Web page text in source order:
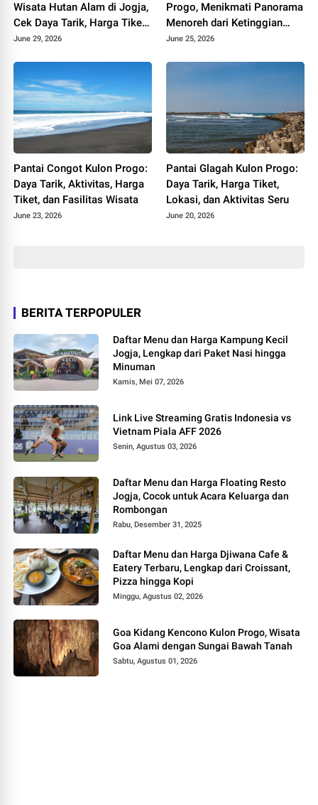
Wisata Hutan Alam di Jogja,
Cek Daya Tarik, Harga Tiket,
dan Jam Buka
June 29, 2026
Progo, Menikmati Panorama
Menoreh dari Ketinggian
900 Mdpl
June 25, 2026
Pantai Congot Kulon Progo:
Daya Tarik, Aktivitas, Harga
Tiket, dan Fasilitas Wisata
June 23, 2026
Pantai Glagah Kulon Progo:
Daya Tarik, Harga Tiket,
Lokasi, dan Aktivitas Seru
June 20, 2026
BERITA TERPOPULER
Daftar Menu dan Harga Kampung Kecil
Jogja, Lengkap dari Paket Nasi hingga
Minuman
Kamis, Mei 07, 2026
Link Live Streaming Gratis Indonesia vs
Vietnam Piala AFF 2026
Senin, Agustus 03, 2026
Daftar Menu dan Harga Floating Resto
Jogja, Cocok untuk Acara Keluarga dan
Rombongan
Rabu, Desember 31, 2025
Daftar Menu dan Harga Djiwana Cafe &
Eatery Terbaru, Lengkap dari Croissant,
Pizza hingga Kopi
Minggu, Agustus 02, 2026
Goa Kidang Kencono Kulon Progo, Wisata
Goa Alami dengan Sungai Bawah Tanah
Sabtu, Agustus 01, 2026